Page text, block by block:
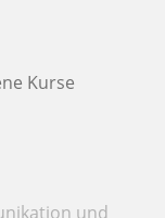
Kurse
und